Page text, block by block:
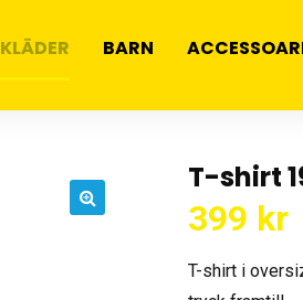
KLÄDER BARN
T-shirt
399 kr
T-shirt i